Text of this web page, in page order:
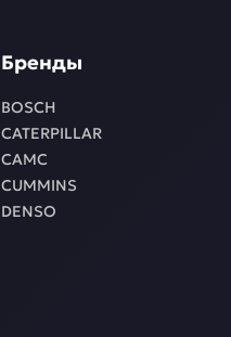
Бренды
BOSCH
CATERPILLAR
CAMC
CUMMINS
DENSO